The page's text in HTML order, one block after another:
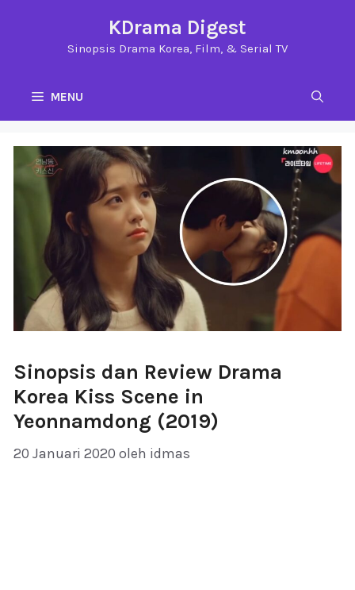
KDrama Digest
Sinopsis Drama Korea, Film, & Serial TV
MENU
Sinopsis dan Review Drama
Korea Kiss Scene in
Yeonnamdong (2019)
20 Januari 2020 oleh idmas